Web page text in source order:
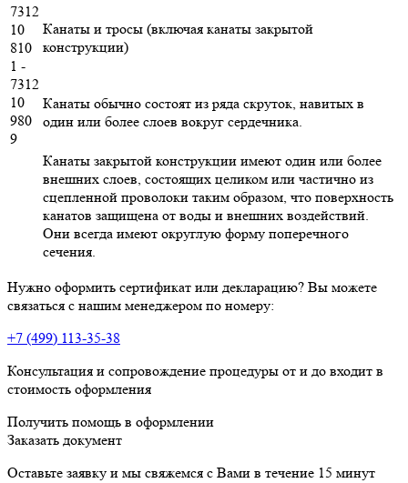
7312
10
810
1 -
7312
10
980
9
Канаты и тросы (включая канаты закрытой
конструкции)
Канаты обычно состоят из ряда скруток, навитых в
один или более слоев вокруг сердечника.
Канаты закрытой конструкции имеют один или более
внешних слоев, состоящих целиком или частично из
сцепленной проволоки таким образом, что поверхность
канатов защищена от воды и внешних воздействий.
Они всегда имеют округлую форму поперечного
сечения.
Нужно оформить сертификат или декларацию? Вы можете
связаться с нашим менеджером по номеру:
+7 (499) 113-35-38
Консультация и сопровождение процедуры от и до входит в
стоимость оформления
Получить помощь в оформлении
Заказать документ
Оставьте заявку и мы свяжемся с Вами в течение 15 минут